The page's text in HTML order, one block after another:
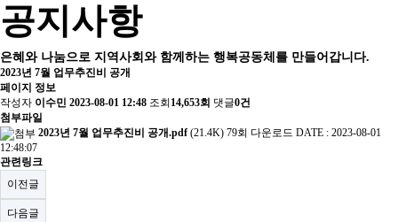
공지사항
은혜와 나눔으로 지역사회와 함께하는 행복공동체를 만들어갑니다.
2023년 7월 업무추진비 공개
페이지 정보
작성자 이수민 2023-08-01 12:48 조회 14,653회 댓글0건
첨부파일
2023년 7월 업무추진비 공개.pdf(21.4K) 79회 다운로드 DATE : 2023-08-01
12:48:07
관련링크
이전글
다음글